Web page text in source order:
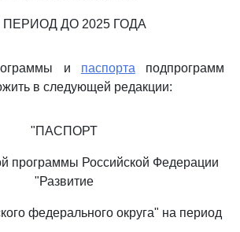
ПЕРИОД ДО 2025 ГОДА
и паспорта подпрограмм
в следующей редакции:
"ПАСПОРТ
программы Российской Федерации
"Развитие
федерального округа" на период